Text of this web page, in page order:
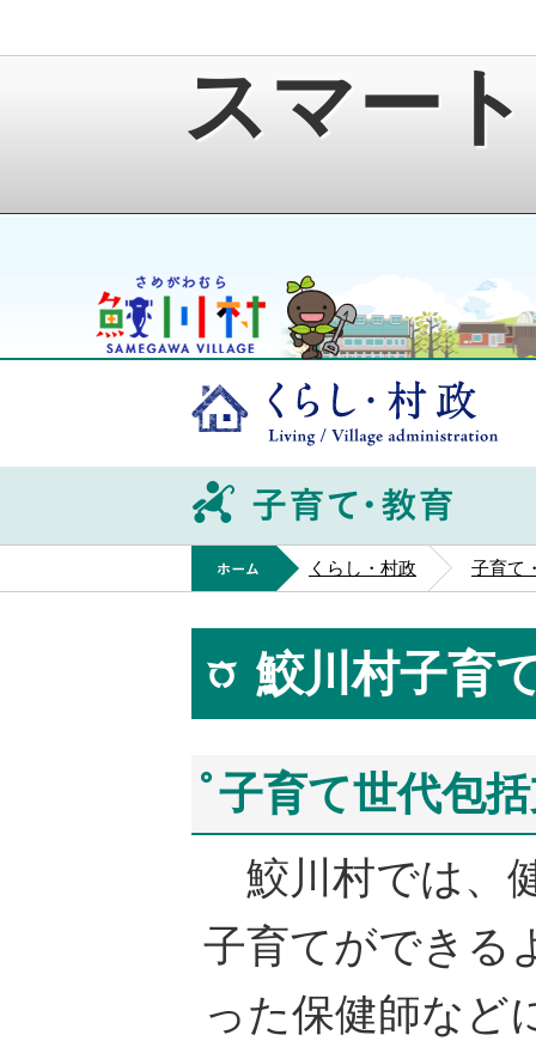
スマー
鮫川村公式ホームページ
ホーム
くらし・村政 子育て
鮫川村子育
子育て世代包
鮫川村では、
子育てができる
った保健師など